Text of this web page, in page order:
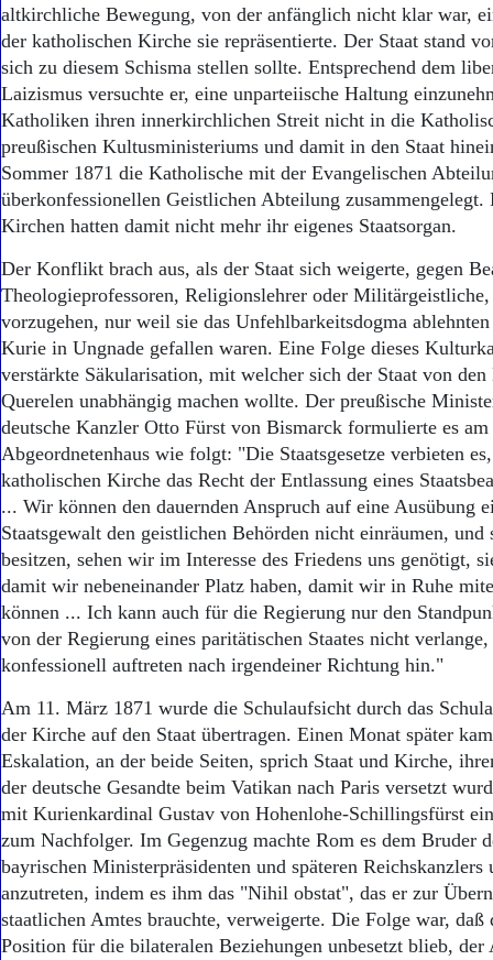
altkirchliche Bewegung, von der anfänglich nicht klar war,
der katholischen Kirche sie repräsentierte. Der Staat stand
sich zu diesem Schisma stellen sollte. Entsprechend dem
Laizismus versuchte er, eine unparteiische Haltung
Katholiken ihren innerkirchlichen Streit nicht in die
preußischen Kultusministeriums und damit in den Staat
Sommer 1871 die Katholische mit der Evangelischen
überkonfessionellen Geistlichen Abteilung zusammengelegt.
Kirchen hatten damit nicht mehr ihr eigenes Staatsorgan.
Der Konflikt brach aus, als der Staat sich weigerte, gegen
Theologieprofessoren, Religionslehrer oder
vorzugehen, nur weil sie das Unfehlbarkeitsdogma
Kurie in Ungnade gefallen waren. Eine Folge dieses
verstärkte Säkularisation, mit welcher sich der Staat von
Querelen unabhängig machen wollte. Der preußische
deutsche Kanzler Otto Fürst von Bismarck formulierte es
Abgeordnetenhaus wie folgt: "Die Staatsgesetze verbieten
katholischen Kirche das Recht der Entlassung eines
... Wir können den dauernden Anspruch auf eine Ausübung
Staatsgewalt den geistlichen Behörden nicht einräumen, und
besitzen, sehen wir im Interesse des Friedens uns genötigt,
damit wir nebeneinander Platz haben, damit wir in Ruhe
können ... Ich kann auch für die Regierung nur den
von der Regierung eines paritätischen Staates nicht
konfessionell auftreten nach irgendeiner Richtung hin."
Am 11. März 1871 wurde die Schulaufsicht durch das
der Kirche auf den Staat übertragen. Einen Monat später
Eskalation, an der beide Seiten, sprich Staat und Kirche,
der deutsche Gesandte beim Vatikan nach Paris versetzt
mit Kurienkardinal Gustav von Hohenlohe-Schillingsfürst
zum Nachfolger. Im Gegenzug machte Rom es dem Bruder
bayrischen Ministerpräsidenten und späteren
anzutreten, indem es ihm das "Nihil obstat", das er zur
staatlichen Amtes brauchte, verweigerte. Die Folge war, daß
Position für die bilateralen Beziehungen unbesetzt blieb, der